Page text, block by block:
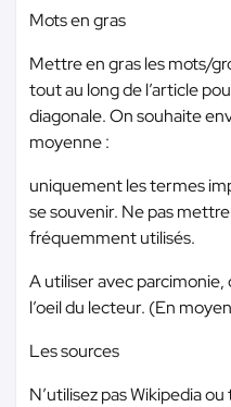
Mots en gras
Mettre en gras les mots/
tout au long de l’article
diagonale. On souhaite
moyenne :
uniquement les termes
se souvenir. Ne pas
fréquemment utilisés.
A utiliser avec
l’oeil du lecteur. (En
Les sources
N’utilisez pas Wikipedia